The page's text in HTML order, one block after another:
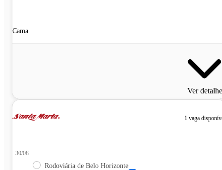
Cama
Ver
1 vaga
30/08
Rodoviária de Belo Horizonte